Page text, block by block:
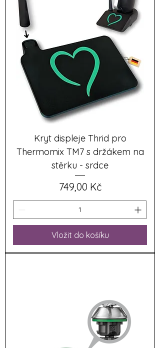
Kryt displeje Thrid pro
Thermomix TM7 s držákem na
stěrku - srdce
Cena
749,00 Kč
Vložit do košíku